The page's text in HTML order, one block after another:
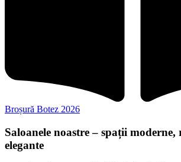
Broșură Botez 2026
Saloanele noastre – spații moderne,
elegante